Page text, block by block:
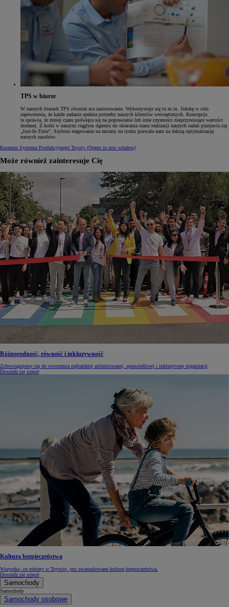
TPS w biurze
W naszych biurach TPS również ma zastosowanie. Wykorzystuje się tu m.in. Jidokę w celu
zapewnienia, że każde zadanie spełnia potrzeby naszych klientów wewnętrznych. Koncepcja
ta sprawia, że mniej czasu poświęca się na poprawianie lub inne czynności nieprzynoszące wartości
dodanej. Z kolei w naszym ciągłym dążeniu do skracania czasu realizacji naszych zadań przejawia się
„Just-In-Time”. Szybsze reagowanie na zmiany na rynku pozwala nam na dalszą optymalizację
naszych zasobów.
Korzenie Systemu Produkcyjnego Toyoty (Opens in new window)
Może również zainteresuje Cię
Różnorodność, równość i inkluzywność
Zobowiązujemy się do stworzenia najbardziej zróżnicowanej, sprawiedliwej i inkluzywnej organizacji
Dowiedz się więcej
Kultura bezpieczeństwa
Wszystko, co robimy w Toyocie, jest uwarunkowane kulturą bezpieczeństwa.
Dowiedz się więcej
Samochody
Samochody
Samochody osobowe